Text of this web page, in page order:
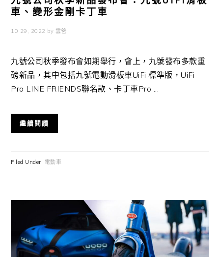
車、變形金剛卡丁車
10 29, 2022 by 雲爸
九號公司秋季發布會如期舉行，會上，九號發布多款重
磅新品，其中包括九號電動滑板車UiFi 標準版，UiFi
Pro LINE FRIENDS聯名款、卡丁車Pro ...
繼續閱讀
Filed Under: 電動車